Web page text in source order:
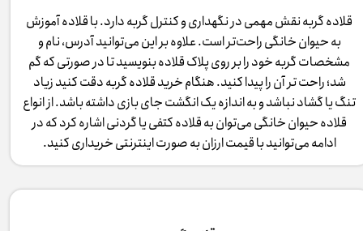
قلاده گربه نقش مهمی در نگهداری و کنترل گربه دارد. با قلاده آموزش
به حیوان خانگی راحت‌تر است. علاوه بر این می‌توانید آدرس، نام و
مشخصات گربه خود را بر روی پلاک قلاده بنویسید تا در صورتی که گم
شد؛ راحت تر آن را پیدا کنید. هنگام خرید قلاده گربه دقت کنید زیاد
تنگ یا گشاد نباشد و به اندازه یک انگشت جای بازی داشته باشد. از انواع
قلاده حیوان خانگی می‌توان به قلاده کتفی یا گردنی اشاره کرد که در
ادامه می‌توانید با قیمت ارزان به صورت اینترنتی خریداری کنید.​​​​​​​